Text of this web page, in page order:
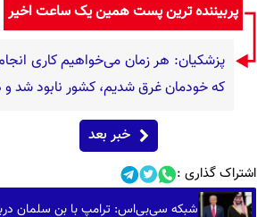
پربیننده ترین پست همین یک ساعت اخیر
پزشکیان: هر زمان می‌خواهیم کاری
که خودمان غرق شدیم، کشور نابود شد
خبر بعد
اشتراک گذاری :
شبکه سی‌بی‌اس: ترامپ با بن سلمان